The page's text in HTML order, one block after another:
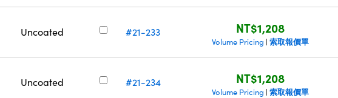
Uncoated #21-233 NT$1,208
Volume Pricing | 索取報價單
Uncoated #21-234 NT$1,208
Volume Pricing | 索取報價單